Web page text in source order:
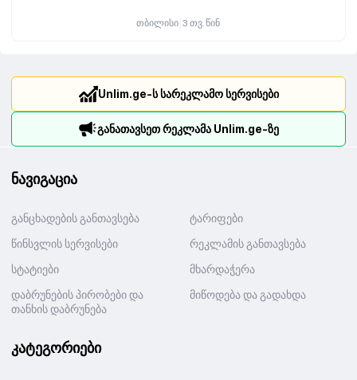
თბილისი 3 თვ. წინ
Unlim.ge-ს სარეკლამო სერვისები
განათავსეთ რეკლამა Unlim.ge-ზე
ნავიგაცია
განცხადების განთავსება
ტარიფები
წინსვლის სერვისები
რეკლამის განთავსება
სტატიები
მხარდაჭერა
დაბრუნების პირობები და
თანხის დაბრუნება
მიწოდება და გადახდა
კატეგორიები